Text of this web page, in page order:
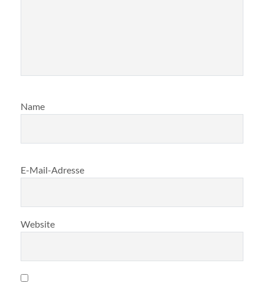
Name
E-Mail-Adresse
Website